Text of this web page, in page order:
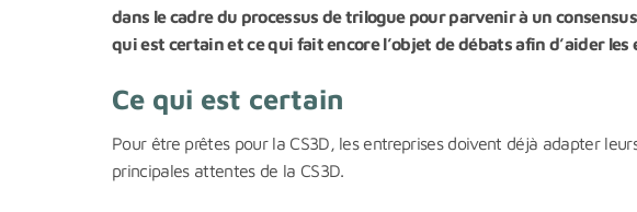
dans le cadre du processus de trilogue pour parvenir à un
qui est certain et ce qui fait encore l’objet de débats afin d’aider les
Ce qui est certain
Pour être prêtes pour la CS3D, les entreprises doivent déjà adapter
principales attentes de la CS3D.